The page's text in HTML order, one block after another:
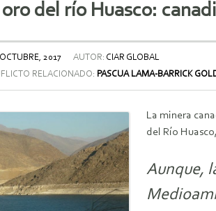
oro del río Huasco:
2017 AUTOR: CIAR GLOBAL
RELACIONADO: PASCUA LAMA-BARRICK
La minera
del Río
Aunque,